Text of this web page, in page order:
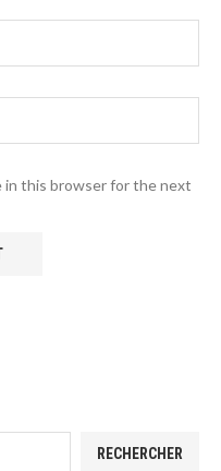
in this browser for the next
RECHERCHER